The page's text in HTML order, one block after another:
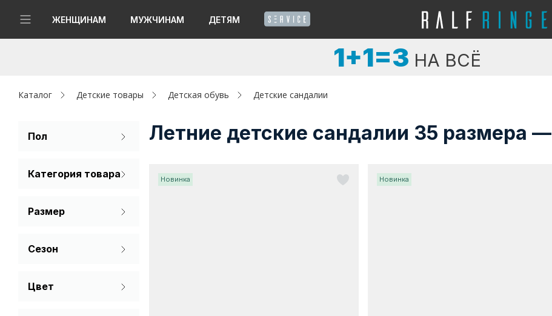
ЖЕНЩИНАМ МУЖЧИНАМ ДЕТЯМ
Женщинам
Капсула
Аутлет
1+1=3 НА ВСЁ
Каталог Детские товары Детская обувь Детские сандалии
Пол
Для мальчиков
Категория товара
Размер
38
Сезон
Демисезон
Цвет
Летние детские сандалии 35 размера —
Новинка Новинка